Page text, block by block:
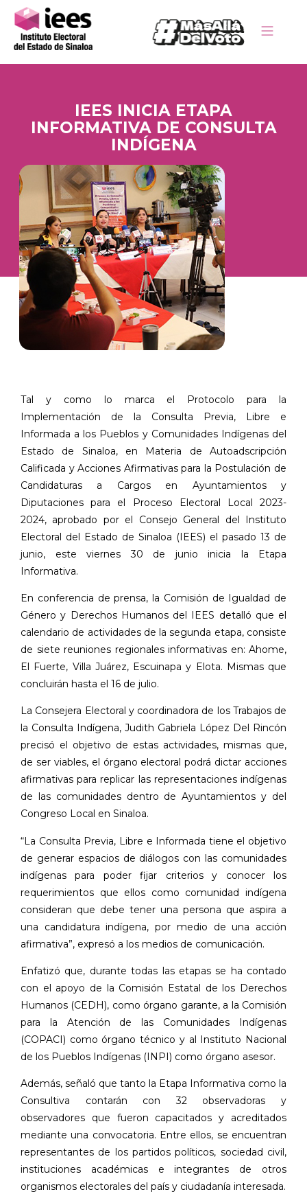
IEES INICIA ETAPA
INFORMATIVA DE CONSULTA
INDÍGENA
Tal y como lo marca el Protocolo para la
Implementación de la Consulta Previa, Libre e
Informada a los Pueblos y Comunidades Indígenas del
Estado de Sinaloa, en Materia de Autoadscripción
Calificada y Acciones Afirmativas para la Postulación de
Candidaturas a Cargos en Ayuntamientos y
Diputaciones para el Proceso Electoral Local 2023-
2024, aprobado por el Consejo General del Instituto
Electoral del Estado de Sinaloa (IEES) el pasado 13 de
junio, este viernes 30 de junio inicia la Etapa
Informativa.
En conferencia de prensa, la Comisión de Igualdad de
Género y Derechos Humanos del IEES detalló que el
calendario de actividades de la segunda etapa, consiste
de siete reuniones regionales informativas en: Ahome,
El Fuerte, Villa Juárez, Escuinapa y Elota. Mismas que
concluirán hasta el 16 de julio.
La Consejera Electoral y coordinadora de los Trabajos de
la Consulta Indígena, Judith Gabriela López Del Rincón
precisó el objetivo de estas actividades, mismas que,
de ser viables, el órgano electoral podrá dictar acciones
afirmativas para replicar las representaciones indígenas
de las comunidades dentro de Ayuntamientos y del
Congreso Local en Sinaloa.
“La Consulta Previa, Libre e Informada tiene el objetivo
de generar espacios de diálogos con las comunidades
indígenas para poder fijar criterios y conocer los
requerimientos que ellos como comunidad indígena
consideran que debe tener una persona que aspira a
una candidatura indígena, por medio de una acción
afirmativa”, expresó a los medios de comunicación.
Enfatizó que, durante todas las etapas se ha contado
con el apoyo de la Comisión Estatal de los Derechos
Humanos (CEDH), como órgano garante, a la Comisión
para la Atención de las Comunidades Indígenas
(COPACI) como órgano técnico y al Instituto Nacional
de los Pueblos Indígenas (INPI) como órgano asesor.
Además, señaló que tanto la Etapa Informativa como la
Consultiva contarán con 32 observadoras y
observadores que fueron capacitados y acreditados
mediante una convocatoria. Entre ellos, se encuentran
representantes de los partidos políticos, sociedad civil,
instituciones académicas e integrantes de otros
organismos electorales del país y ciudadanía interesada.